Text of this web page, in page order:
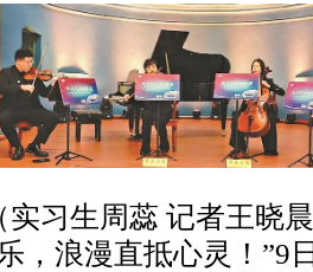
实习生周蕊 记者王晓
，浪漫直抵心灵！”9